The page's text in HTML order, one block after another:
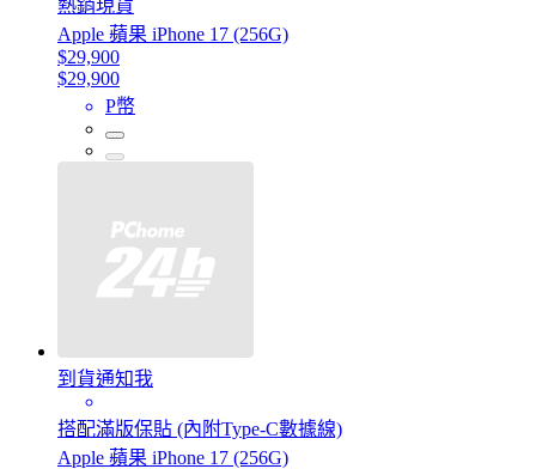
熱銷現貨
Apple 蘋果 iPhone 17 (256G)
$29,900
$29,900
P幣
到貨通知我
搭配滿版保貼 (內附Type-C數據線)
Apple 蘋果 iPhone 17 (256G)